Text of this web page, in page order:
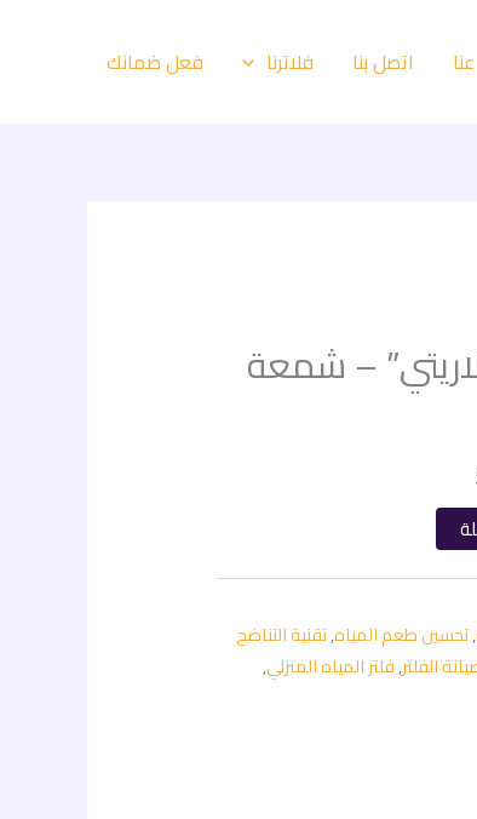
عنا اتصل بنا فلاترنا فعل ضمانك
– شمعة
الحالي
,تحسين طعم المياه,تقنية التناضح
الفلتر,فلتر المياه المنزلي,